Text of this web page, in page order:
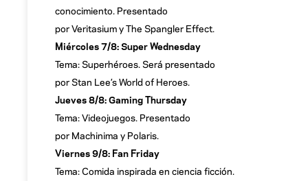
conocimiento. Presentado
por Veritasium y The Spangler Effect.
Miércoles 7/8: Super Wednesday
Tema: Superhéroes. Será presentado
por Stan Lee’s World of Heroes.
Jueves 8/8: Gaming Thursday
Tema: Videojuegos. Presentado
por Machinima y Polaris.
Viernes 9/8: Fan Friday
Tema: Comida inspirada en ciencia ficción.